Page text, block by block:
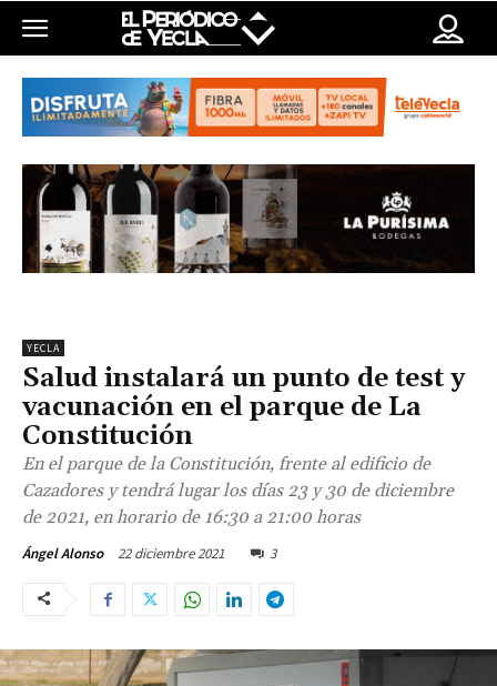
YECLA
Salud instalará un punto de test y
vacunación en el parque de La
Constitución
En el parque de la Constitución, frente al edificio de
Cazadores y tendrá lugar los días 23 y 30 de diciembre
de 2021, en horario de 16:30 a 21:00 horas
Ángel Alonso 22 diciembre 2021 3